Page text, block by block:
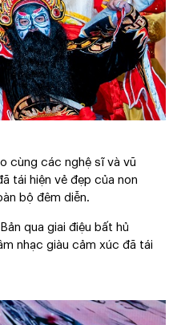
cùng các nghệ sĩ và vũ
tái hiện vẻ đẹp của non
bộ đêm diễn.
qua giai điệu bất hủ
nhạc giàu cảm xúc đã tái